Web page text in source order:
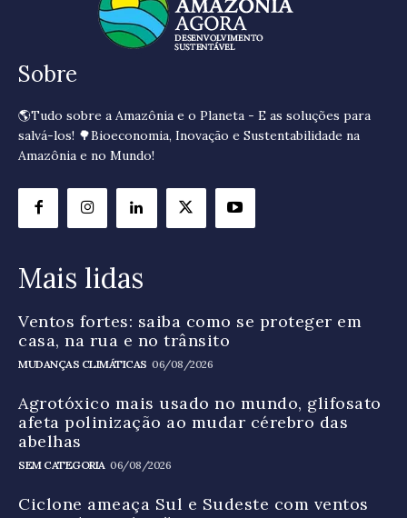
Sobre
🌎Tudo sobre a Amazônia e o Planeta - E as soluções para
salvá-los! 🌳Bioeconomia, Inovação e Sustentabilidade na
Amazônia e no Mundo!
Mais lidas
Ventos fortes: saiba como se proteger em
casa, na rua e no trânsito
MUDANÇAS CLIMÁTICAS 06/08/2026
Agrotóxico mais usado no mundo, glifosato
afeta polinização ao mudar cérebro das
abelhas
SEM CATEGORIA 06/08/2026
Ciclone ameaça Sul e Sudeste com ventos